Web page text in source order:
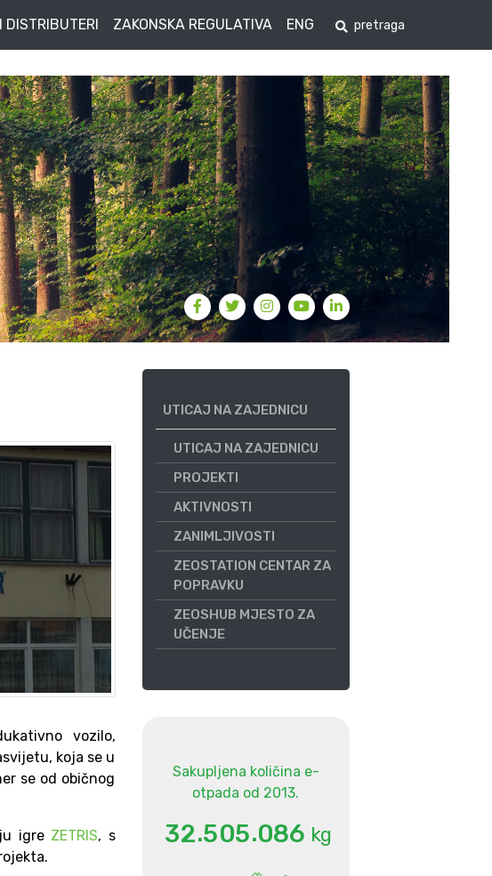
DISTRIBUTERI ZAKONSKA REGULATIVA ENG
vozilo,
koja se u
se od običnog
igre ZETRIS, s
UTICAJ NA ZAJEDNICU
UTICAJ NA ZAJEDNICU
PROJEKTI
AKTIVNOSTI
ZANIMLJIVOSTI
ZEOSTATION CENTAR ZA
POPRAVKU
ZEOSHUB MJESTO ZA
UČENJE
Sakupljena količina e-
otpada od 2013.
32.505.086 kg